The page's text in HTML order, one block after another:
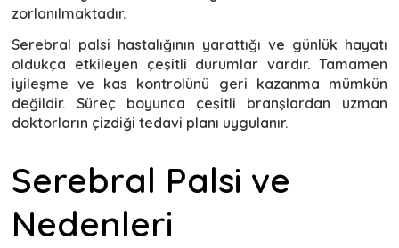
zorlanılmaktadır.
Serebral palsi hastalığının yarattığı ve günlük hayatı
oldukça etkileyen çeşitli durumlar vardır. Tamamen
iyileşme ve kas kontrolünü geri kazanma mümkün
değildir. Süreç boyunca çeşitli branşlardan uzman
doktorların çizdiği tedavi planı uygulanır.
Serebral Palsi ve
Nedenleri